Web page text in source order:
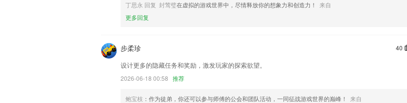
以上就是金彩网软件下载最新版安装苹果的介绍，如果您喜欢这款软件，您可以到应用商店进行打分评论，说出
丁思永 回复 封莺璧在虚拟的游戏世界中，尽情释放你的想象力和创造力！
来自
更多回复
40
步柔珍
设计更多的隐藏任务和奖励，激发玩家的探索欲望。
2026-06-18 00:58 推荐
鲍宝枝 ：作为徒弟，你还可以参与师傅的公会和团队活动，一同征战游戏世界的巅峰！
来自